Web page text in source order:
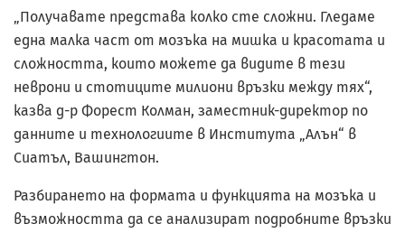
„Получавате представа колко сте сложни. Гледаме
една малка част от мозъка на мишка и красотата и
сложността, които можете да видите в тези
неврони и стотиците милиони връзки между тях“,
казва д-р Форест Колман, заместник-директор по
данните и технологиите в Института „Алън“ в
Сиатъл, Вашингтон.
Разбирането на формата и функцията на мозъка и
възможността да се анализират подробните връзки